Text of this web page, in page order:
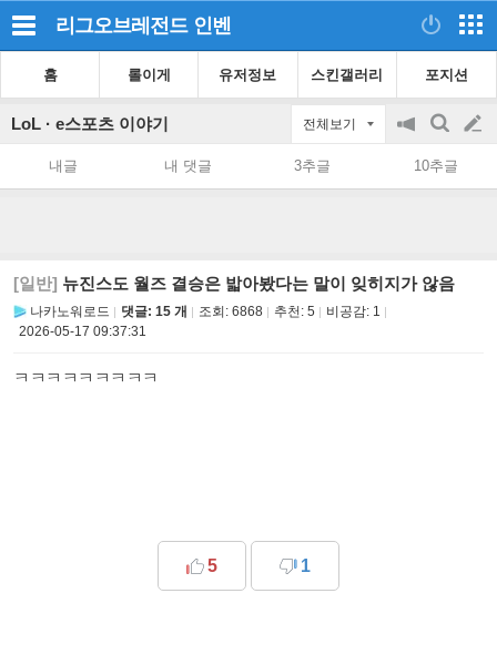
리그오브레전드 인벤
홈 롤이게 유저정보 스킨갤러리 포지션
LoL · e스포츠 이야기 전체보기
공
지
on/off
검
색
글
쓰
내글 내 댓글 3추글 10추글
[일반] 뉴진스도 월즈 결승은 밟아봤다는 말이 잊히지가 않음
나카노워로드 댓글: 15 개 조회: 6868 추천: 5 비공감: 1
2026-05-17 09:37:31
ㅋㅋㅋㅋㅋㅋㅋㅋㅋ
5 1